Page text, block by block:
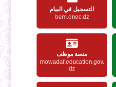
التسجيل في البيام
bem.onec.dz
منصة موظف
mowadaf.education.gov.
dz